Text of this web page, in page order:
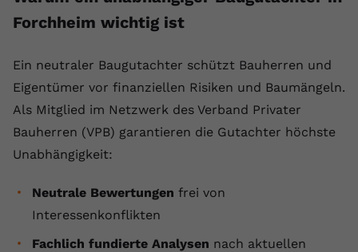
Forchheim wichtig ist
Ein neutraler Baugutachter schützt Bauherren und
Eigentümer vor finanziellen Risiken und Baumängeln.
Als Mitglied im Netzwerk des Verband Privater
Bauherren (VPB) garantieren die Gutachter höchste
Unabhängigkeit:
Neutrale Bewertungen frei von
Interessenkonflikten
Fachlich fundierte Analysen nach aktuellen